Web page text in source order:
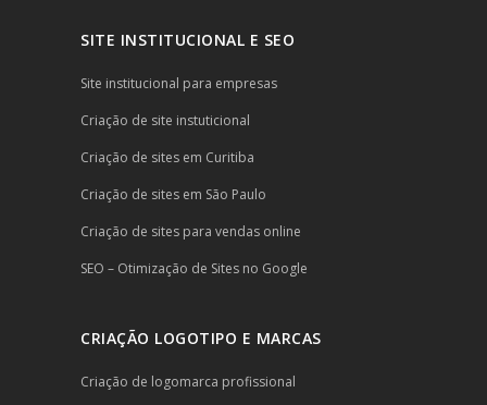
SITE INSTITUCIONAL E SEO
Site institucional para empresas
Criação de site instuticional
Criação de sites em Curitiba
Criação de sites em São Paulo
Criação de sites para vendas online
SEO – Otimização de Sites no Google
CRIAÇÃO LOGOTIPO E MARCAS
Criação de logomarca profissional